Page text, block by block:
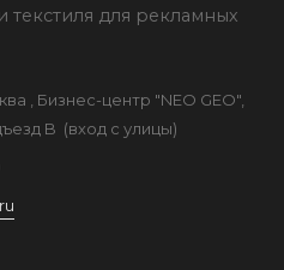
текстиля для рекламных
, Бизнес-центр "NEO GEO",
B (вход с улицы)